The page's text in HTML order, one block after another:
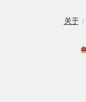
关于 /